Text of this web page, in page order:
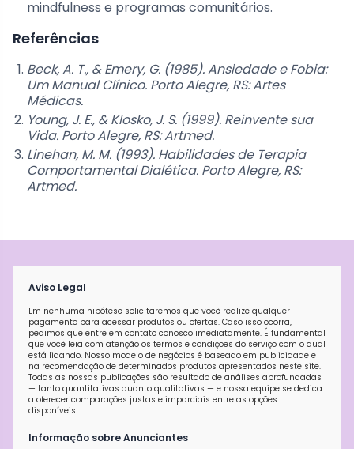
mindfulness e programas comunitários.
Referências
Beck, A. T., & Emery, G. (1985). Ansiedade e Fobia:
Um Manual Clínico. Porto Alegre, RS: Artes
Médicas.
Young, J. E., & Klosko, J. S. (1999). Reinvente sua
Vida. Porto Alegre, RS: Artmed.
Linehan, M. M. (1993). Habilidades de Terapia
Comportamental Dialética. Porto Alegre, RS:
Artmed.
Aviso Legal
Em nenhuma hipótese solicitaremos que você realize qualquer
pagamento para acessar produtos ou ofertas. Caso isso ocorra,
pedimos que entre em contato conosco imediatamente. É fundamental
que você leia com atenção os termos e condições do serviço com o qual
está lidando. Nosso modelo de negócios é baseado em publicidade e
na recomendação de determinados produtos apresentados neste site.
Todas as nossas publicações são resultado de análises aprofundadas
— tanto quantitativas quanto qualitativas — e nossa equipe se dedica
a oferecer comparações justas e imparciais entre as opções
disponíveis.
Informação sobre Anunciantes